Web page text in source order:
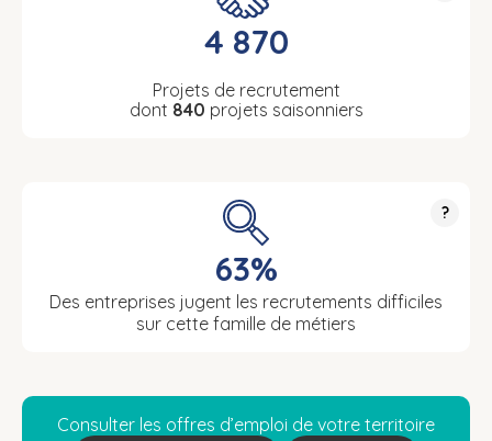
4 870
Projets de recrutement
dont 840 projets saisonniers
?
63%
Des entreprises jugent les recrutements difficiles
sur cette famille de métiers
Consulter les offres d’emploi de votre territoire